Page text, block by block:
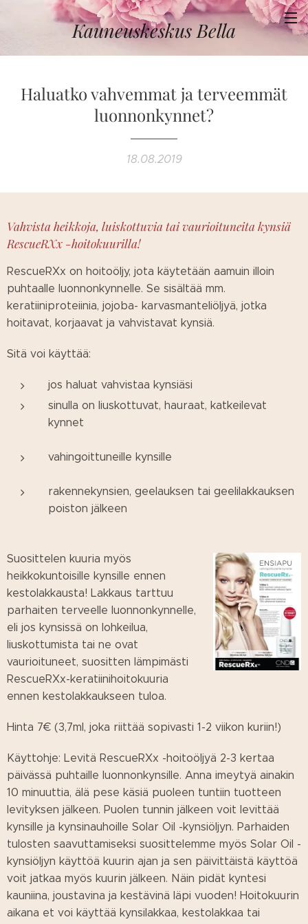
Kauneuskeskus Bella
Haluatko vahvemmat ja terveemmät
luonnonkynnet?
18.08.2019
Vahvista heikkoja, luiskottuvia tai vaurioituneita kynsiä
RescueRXx -hoitokuurilla!
RescueRXx on hoitoöljy, jota käytetään aamuin illoin
puhtaalle luonnonkynnelle. Se sisältää mm.
keratiiniproteiinia, jojoba- karvasmanteliöljyä, jotka
hoitavat, korjaavat ja vahvistavat kynsiä.
Sitä voi käyttää:
jos haluat vahvistaa kynsiäsi
sinulla on liuskottuvat, hauraat, katkeilevat
kynnet
vahingoittuneille kynsille
rakennekynsien, geelauksen tai geelilakkauksen
poiston jälkeen
Suosittelen kuuria myös
heikkokuntoisille kynsille ennen
kestolakkausta! Lakkaus tarttuu
parhaiten terveelle luonnonkynnelle,
eli jos kynsissä on lohkeilua,
liuskottumista tai ne ovat
vaurioituneet, suositten lämpimästi
RescueRXx-keratiinihoitokuuria
ennen kestolakkaukseen tuloa.
Hinta 7€ (3,7ml, joka riittää sopivasti 1-2 viikon kuriin!)
Käyttohje: Levitä RescueRXx -hoitoöljyä 2-3 kertaa
päivässä puhtaille luonnonkynsille. Anna imeytyä ainakin
10 minuuttia, älä pese käsiä puoleen tuntiin tuotteen
levityksen jälkeen. Puolen tunnin jälkeen voit levittää
kynsille ja kynsinauhoille Solar Oil -kynsiöljyn. Parhaiden
tulosten saavuttamiseksi suosittelemme myös Solar Oil -
kynsiöljyn käyttöä kuurin ajan ja sen päivittäistä käyttöä
voit jatkaa myös kuurin jälkeen. Näin pidät kyntesi
kauniina, joustavina ja kestävinä läpi vuoden! Hoitokuurin
aikana et voi käyttää kynsilakkaa, kestolakkaa tai